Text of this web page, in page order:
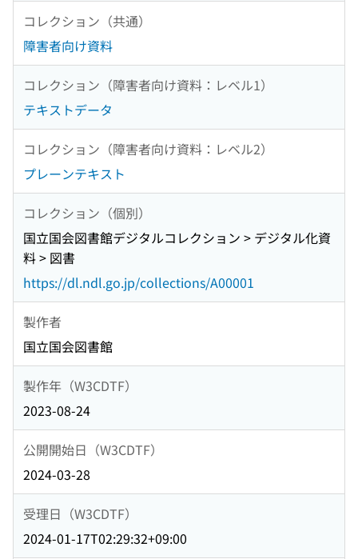
コレクション（共通）
障害者向け資料
コレクション（障害者向け資料：レベル1）
テキストデータ
コレクション（障害者向け資料：レベル2）
プレーンテキスト
コレクション（個別）
国立国会図書館デジタルコレクション > デジタル化資
料 > 図書
https://dl.ndl.go.jp/collections/A00001
製作者
国立国会図書館
製作年（W3CDTF）
2023-08-24
公開開始日（W3CDTF）
2024-03-28
受理日（W3CDTF）
2024-01-17T02:29:32+09:00